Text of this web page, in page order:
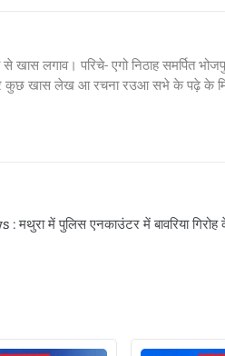
लगाव। परिचे- एगो निठाह समर्पित
कुछ खास लेख आ रचना रउआ सभे के पढ़े के